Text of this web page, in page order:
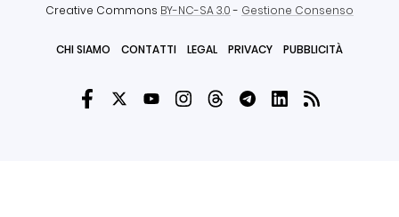
Creative Commons BY-NC-SA 3.0- Gestione Consenso
CHI SIAMO CONTATTI LEGAL PRIVACY PUBBLICITÀ